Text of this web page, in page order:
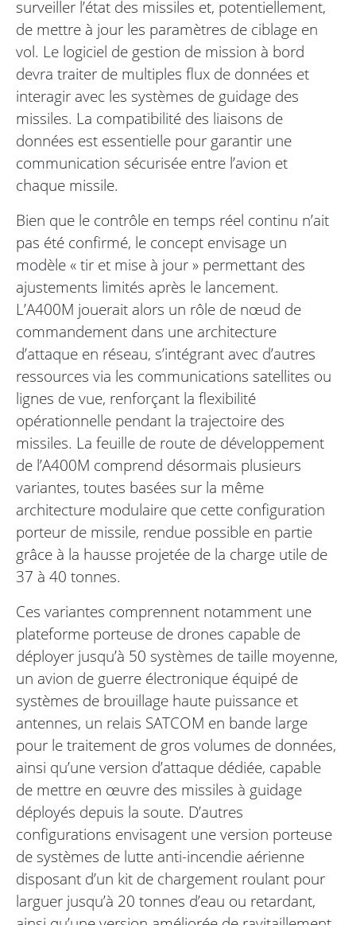
surveiller l’état des missiles et, potentiellement,
de mettre à jour les paramètres de ciblage en
vol. Le logiciel de gestion de mission à bord
devra traiter de multiples flux de données et
interagir avec les systèmes de guidage des
missiles. La compatibilité des liaisons de
données est essentielle pour garantir une
communication sécurisée entre l’avion et
chaque missile.
Bien que le contrôle en temps réel continu n’ait
pas été confirmé, le concept envisage un
modèle « tir et mise à jour » permettant des
ajustements limités après le lancement.
L’A400M jouerait alors un rôle de nœud de
commandement dans une architecture
d’attaque en réseau, s’intégrant avec d’autres
ressources via les communications satellites ou
lignes de vue, renforçant la flexibilité
opérationnelle pendant la trajectoire des
missiles. La feuille de route de développement
de l’A400M comprend désormais plusieurs
variantes, toutes basées sur la même
architecture modulaire que cette configuration
porteur de missile, rendue possible en partie
grâce à la hausse projetée de la charge utile de
37 à 40 tonnes.
Ces variantes comprennent notamment une
plateforme porteuse de drones capable de
déployer jusqu’à 50 systèmes de taille moyenne,
un avion de guerre électronique équipé de
systèmes de brouillage haute puissance et
antennes, un relais SATCOM en bande large
pour le traitement de gros volumes de données,
ainsi qu’une version d’attaque dédiée, capable
de mettre en œuvre des missiles à guidage
déployés depuis la soute. D’autres
configurations envisagent une version porteuse
de systèmes de lutte anti-incendie aérienne
disposant d’un kit de chargement roulant pour
larguer jusqu’à 20 tonnes d’eau ou retardant,